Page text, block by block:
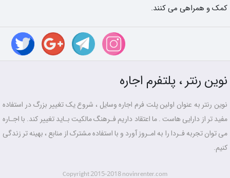
کمک و همراهی می کنند.
نوین رنتر ، پلتفرم اجاره
نوین رنتر به عنوان اولین پلت فرم اجاره وسایل ، شروع یک تغییر بزرگ در استفاده
مفید تر از دارایی هاست . ما اعتقاد داریم فـرهنگ مالکیت بـاید تغییر کند. با اجـاره
می توان تجربه فـردا را به امـروز آورد و با استفاده مشترک از منابع ، بهینه تر زندگی
کنیم.
Copyright2015-2018 novinrenter.com